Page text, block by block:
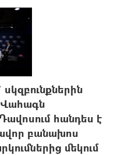
Վահագն
հանդես է
բանախոս
մեկում